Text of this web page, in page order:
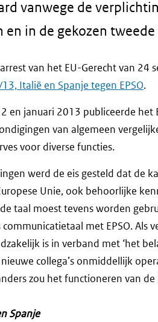
vanwege de
en in de gekozen
van het EU-Gerecht van 24
Italië en Spanje tegen EPSO.
en januari 2013 publiceerde het
van algemeen
voor diverse functies.
werd de eis gesteld dat de
Unie, ook behoorlijke
taal moest tevens worden
met EPSO.
is in verband met ‘het
collega’s onmiddellijk
zou het functioneren van
Spanje